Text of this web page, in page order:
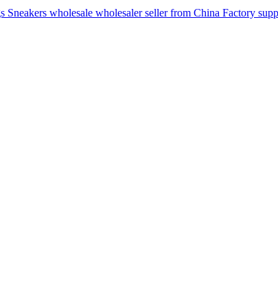
wholesale wholesaler seller from China Factory